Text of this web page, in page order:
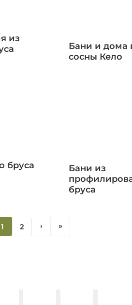
из
Бани и дома
сосны Кело
бруса
Бани из
бруса
1 2 ‹ «